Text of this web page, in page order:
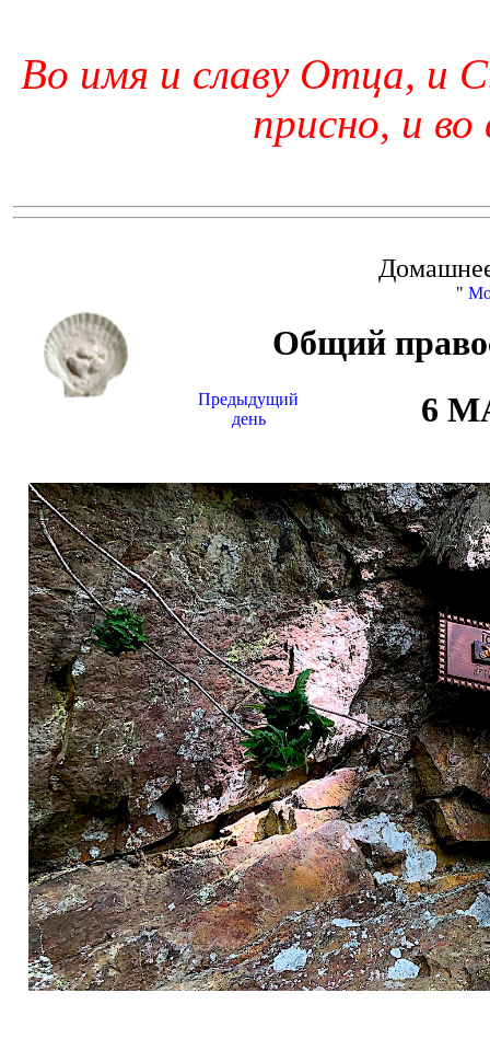
Во имя и славу Отца, и
присно, и во
"
Общий
Предыдущий
день
6